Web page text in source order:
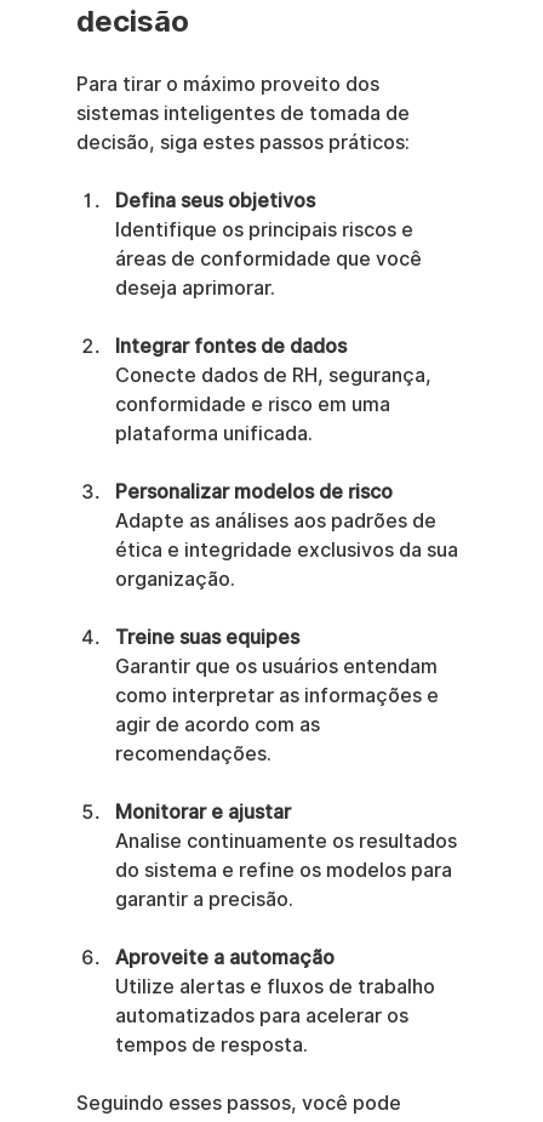
decisão
Para tirar o máximo proveito dos
sistemas inteligentes de tomada de
decisão, siga estes passos práticos:
Defina seus objetivos
Identifique os principais riscos e
áreas de conformidade que você
deseja aprimorar.
Integrar fontes de dados
Conecte dados de RH, segurança,
conformidade e risco em uma
plataforma unificada.
Personalizar modelos de risco
Adapte as análises aos padrões de
ética e integridade exclusivos da sua
organização.
Treine suas equipes
Garantir que os usuários entendam
como interpretar as informações e
agir de acordo com as
recomendações.
Monitorar e ajustar
Analise continuamente os resultados
do sistema e refine os modelos para
garantir a precisão.
Aproveite a automação
Utilize alertas e fluxos de trabalho
automatizados para acelerar os
tempos de resposta.
Seguindo esses passos, você pode